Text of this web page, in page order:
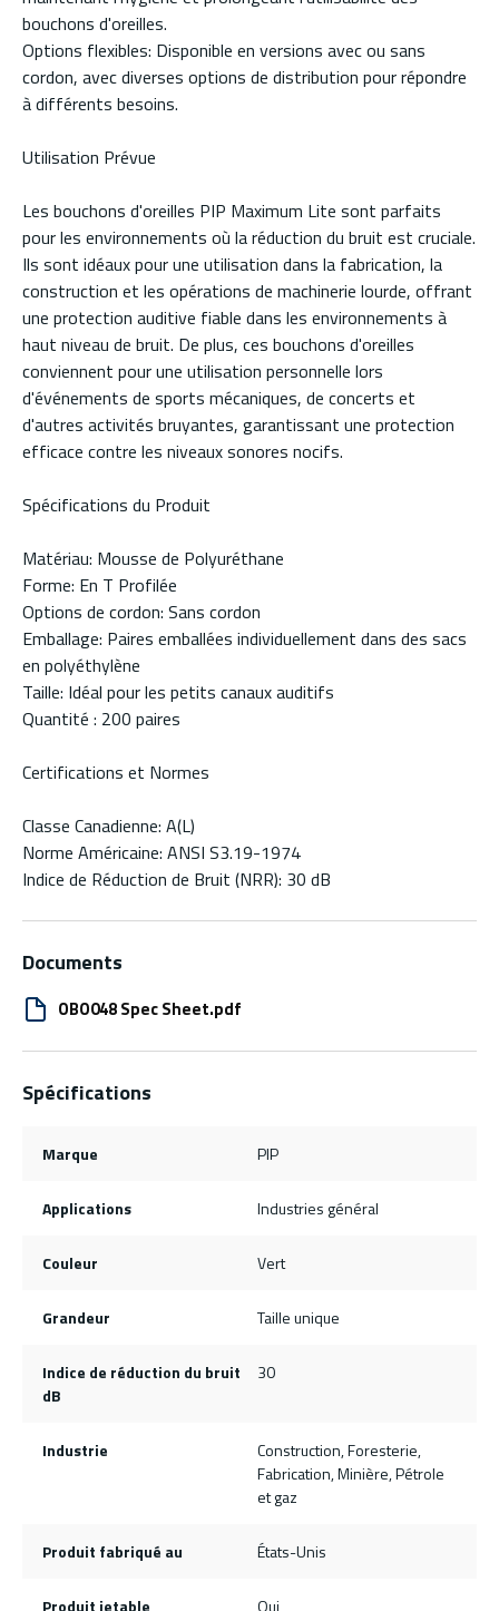
bouchons d'oreilles.
Options flexibles: Disponible en versions avec ou sans
cordon, avec diverses options de distribution pour répondre
à différents besoins.
Utilisation Prévue
Les bouchons d'oreilles PIP Maximum Lite sont parfaits
pour les environnements où la réduction du bruit est cruciale.
Ils sont idéaux pour une utilisation dans la fabrication, la
construction et les opérations de machinerie lourde, offrant
une protection auditive fiable dans les environnements à
haut niveau de bruit. De plus, ces bouchons d'oreilles
conviennent pour une utilisation personnelle lors
d'événements de sports mécaniques, de concerts et
d'autres activités bruyantes, garantissant une protection
efficace contre les niveaux sonores nocifs.
Spécifications du Produit
Matériau: Mousse de Polyuréthane
Forme: En T Profilée
Options de cordon: Sans cordon
Emballage: Paires emballées individuellement dans des sacs
en polyéthylène
Taille: Idéal pour les petits canaux auditifs
Quantité : 200 paires
Certifications et Normes
Classe Canadienne: A(L)
Norme Américaine: ANSI S3.19-1974
Indice de Réduction de Bruit (NRR): 30 dB
Documents
OBO048 Spec Sheet.pdf
Spécifications
Marque PIP
Applications Industries général
Couleur Vert
Grandeur Taille unique
Indice de réduction du bruit
dB
30
Industrie
Construction, Foresterie,
Fabrication, Minière, Pétrole
et gaz
Produit fabriqué au États-Unis
Produit jetable Oui